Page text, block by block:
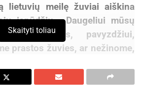
lietuvių meilę žuviai aiškina
įspūdžiu. „Daugeliui mūsų
nes, pavyzdžiui,
prastos žuvies, ar nežinome,
Vaida Kurpienė.
Skaityti toliau